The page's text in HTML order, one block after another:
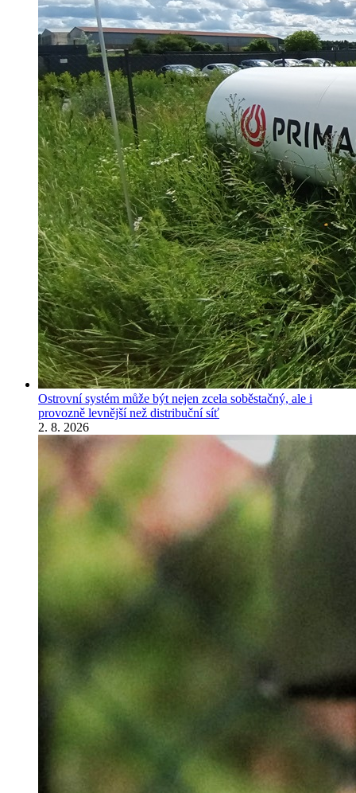
Ostrovní systém může být nejen zcela soběstačný, ale i
provozně levnější než distribuční síť
2. 8. 2026